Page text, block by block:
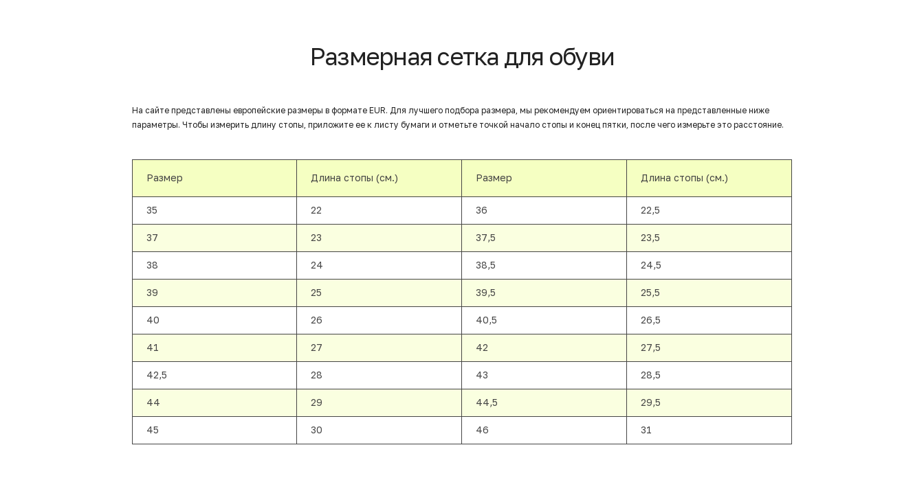
Размерная сетка для обуви
На сайте представлены европейские размеры в формате EUR. Для лучшего подбора размера, мы рекомендуем ориентироваться на представленные ниже
параметры. Чтобы измерить длину стопы, приложите ее к листу бумаги и отметьте точкой начало стопы и конец пятки, после чего измерьте это расстояние.
Размер Длина стопы (см.) Размер Длина стопы (см.)
35 22 36 22,5
37 23 37,5 23,5
38 24 38,5 24,5
39 25 39,5 25,5
40 26 40,5 26,5
41 27 42 27,5
42,5 28 43 28,5
44 29 44,5 29,5
45 30 46 31